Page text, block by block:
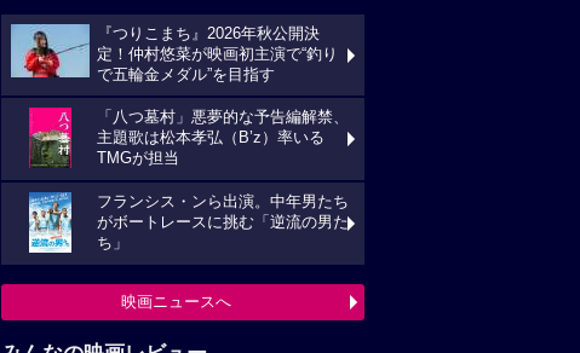
『つりこまち』2026年秋公開決
定！仲村悠菜が映画初主演で“釣り
で五輪金メダル”を目指す
「八つ墓村」悪夢的な予告編解禁、
主題歌は松本孝弘（B’z）率いる
TMGが担当
フランシス・ンら出演。中年男たち
がボートレースに挑む「逆流の男た
ち」
映画ニュースへ